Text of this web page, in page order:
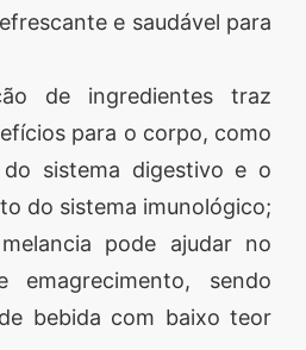
e saudável para
de ingredientes traz
para o corpo, como
do sistema digestivo e o
do sistema imunológico;
pode ajudar no
emagrecimento, sendo
bebida com baixo teor